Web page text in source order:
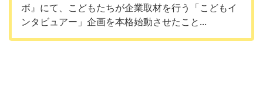
ボ』にて、こどもたちが企業取材を行う「こどもイ
ンタビュアー」企画を本格始動させたこと...